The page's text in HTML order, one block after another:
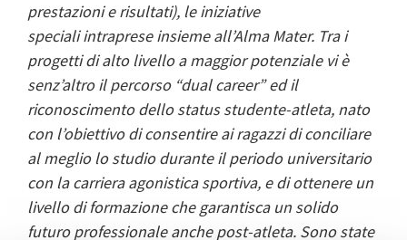
prestazioni e risultati), le iniziative
speciali intraprese insieme all’Alma Mater. Tra i
progetti di alto livello a maggior potenziale vi è
senz’altro il percorso “dual career” ed il
riconoscimento dello status studente-atleta, nato
con l’obiettivo di consentire ai ragazzi di conciliare
al meglio lo studio durante il periodo universitario
con la carriera agonistica sportiva, e di ottenere un
livello di formazione che garantisca un solido
futuro professionale anche post-atleta. Sono state